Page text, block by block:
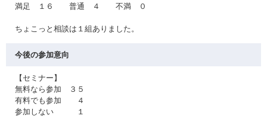
満足 １６ 普通 ４ 不満 ０
ちょこっと相談は１組ありました。
今後の参加意向
【セミナー】
無料なら参加 ３５
有料でも参加 ４
参加しない １